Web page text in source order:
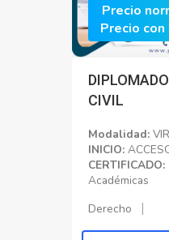
Precio
Precio
CIVIL
Modalidad:
INICIO:
CERTIFICADO:
Académicas
Derecho